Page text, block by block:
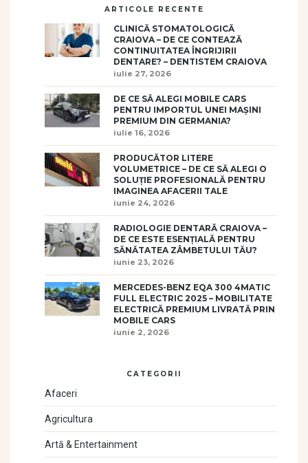
ARTICOLE RECENTE
CLINICĂ STOMATOLOGICĂ
CRAIOVA – DE CE CONTEAZĂ
CONTINUITATEA ÎNGRIJIRII
DENTARE? – DENTISTEM CRAIOVA
iulie 27, 2026
DE CE SĂ ALEGI MOBILE CARS
PENTRU IMPORTUL UNEI MAȘINI
PREMIUM DIN GERMANIA?
iulie 16, 2026
PRODUCĂTOR LITERE
VOLUMETRICE – DE CE SĂ ALEGI O
SOLUȚIE PROFESIONALĂ PENTRU
IMAGINEA AFACERII TALE
iunie 24, 2026
RADIOLOGIE DENTARĂ CRAIOVA –
DE CE ESTE ESENȚIALĂ PENTRU
SĂNĂTATEA ZÂMBETULUI TĂU?
iunie 23, 2026
MERCEDES-BENZ EQA 300 4MATIC
FULL ELECTRIC 2025 – MOBILITATE
ELECTRICĂ PREMIUM LIVRATĂ PRIN
MOBILE CARS
iunie 2, 2026
CATEGORII
Afaceri
Agricultura
Artă & Entertainment